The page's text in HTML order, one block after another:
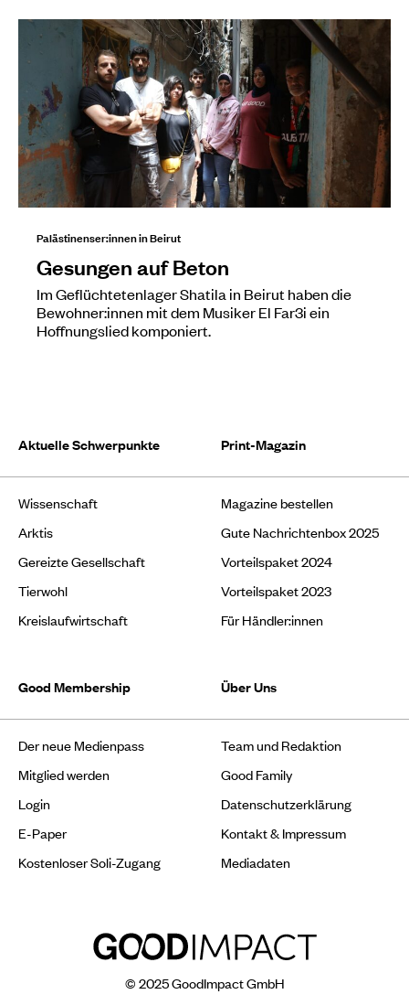
Palästinenser:innen in Beirut
Gesungen auf Beton
Im Geflüchtetenlager Shatila in Beirut haben die
Bewohner:innen mit dem Musiker El Far3i ein
Hoffnungslied komponiert.
Aktuelle Schwerpunkte
Wissenschaft
Arktis
Gereizte Gesellschaft
Tierwohl
Kreislaufwirtschaft
Print-Magazin
Magazine bestellen
Gute Nachrichtenbox 2025
Vorteilspaket 2024
Vorteilspaket 2023
Für Händler:innen
Good Membership
Der neue Medienpass
Mitglied werden
Login
E-Paper
Kostenloser Soli-Zugang
Über Uns
Team und Redaktion
Good Family
Datenschutzerklärung
Kontakt & Impressum
Mediadaten
© 2025 GoodImpact GmbH